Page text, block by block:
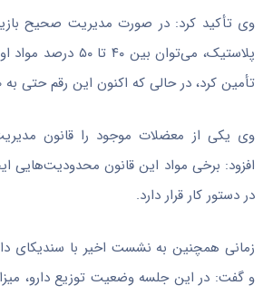
وی تأکید کرد: در صورت مدیریت صحیح
پلاستیک، می‌توان بین
تأمین کرد، در حالی که اکنون این رقم حتی به ۱۰ درصد نیز نمی‌رسد.
وی یکی از معضلات موجود را قانون
افزود: برخی مواد این قانون محدودیت‌هایی
در دستور کار قرار دارد.
زمانی همچنین به نشست اخیر با سندیکای
و گفت: در این جلسه وضعیت توزیع دارو،